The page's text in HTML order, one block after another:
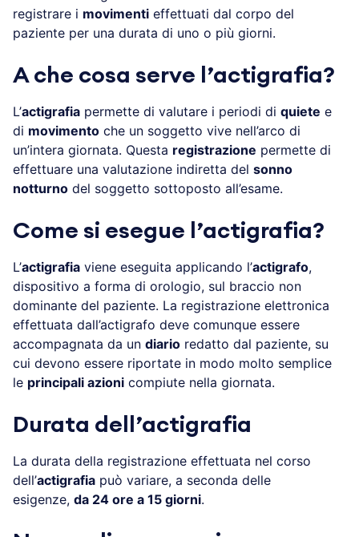
registrare i movimenti effettuati dal corpo del
paziente per una durata di uno o più giorni.
A che cosa serve l’actigrafia?
L’actigrafia permette di valutare i periodi di quiete e
di movimento che un soggetto vive nell’arco di
un’intera giornata. Questa registrazione permette di
effettuare una valutazione indiretta del sonno
notturno del soggetto sottoposto all’esame.
Come si esegue l’actigrafia?
L’actigrafia viene eseguita applicando l’actigrafo,
dispositivo a forma di orologio, sul braccio non
dominante del paziente. La registrazione elettronica
effettuata dall’actigrafo deve comunque essere
accompagnata da un diario redatto dal paziente, su
cui devono essere riportate in modo molto semplice
le principali azioni compiute nella giornata.
Durata dell’actigrafia
La durata della registrazione effettuata nel corso
dell’actigrafia può variare, a seconda delle
esigenze, da 24 ore a 15 giorni.